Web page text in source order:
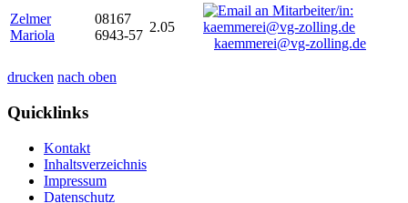
Zelmer
Mariola
08167
6943-57
2.05
kaemmerei@vg-zolling.de
drucken nach oben
Quicklinks
Kontakt
Inhaltsverzeichnis
Impressum
Datenschutz